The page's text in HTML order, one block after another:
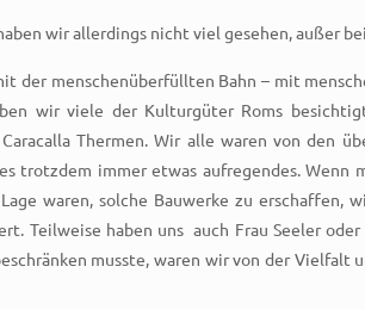
wir allerdings nicht viel gesehen, außer
der menschenüberfüllten Bahn – mit
wir viele der Kulturgüter Roms
Thermen. Wir alle waren von den
immer etwas aufregendes. Wenn
waren, solche Bauwerke zu erschaffen,
Teilweise haben uns auch Frau Seeler
musste, waren wir von der Vielfalt